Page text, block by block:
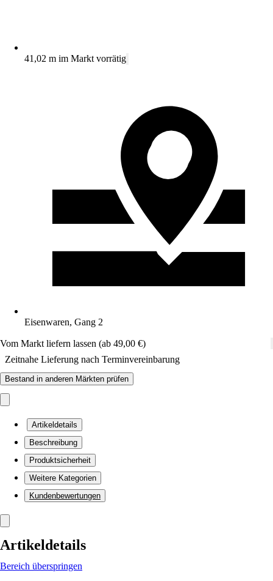
41,02 m im Markt vorrätig
Eisenwaren, Gang 2
Vom Markt liefern lassen (ab 49,00 €)
Zeitnahe Lieferung nach Terminvereinbarung
Bestand in anderen Märkten prüfen
Artikeldetails
Beschreibung
Produktsicherheit
Weitere Kategorien
Kundenbewertungen
Artikeldetails
Bereich überspringen